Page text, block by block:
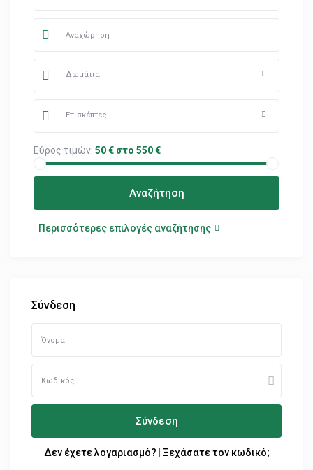
Δωμάτια
Επισκέπτες
Εύρος τιμών: 50 € στο 550 €
Περισσότερες επιλογές αναζήτησης
Σύνδεση
Σύνδεση
Δεν έχετε λογαριασμό? Ξεχάσατε τον κωδικό;